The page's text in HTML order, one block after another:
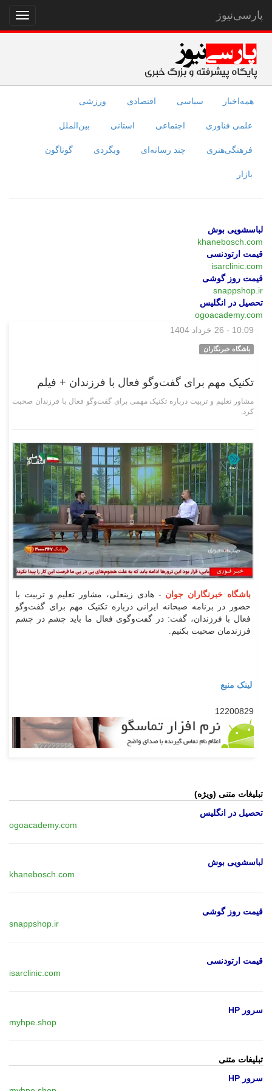
نمایش
منو
پارسی‌نیوز
همه‌اخبار سیاسی اقتصادی ورزشی
علمی فناوری اجتماعی استانی بین‌الملل
فرهنگی‌هنری چند رسانه‌ای وبگردی گوناگون
بازار
لباسشویی بوش
khanebosch.com
قیمت ارتودنسی
isarclinic.com
قیمت روز گوشی
snappshop.ir
تحصیل در انگلیس
ogoacademy.com
10:09 - 26 خرداد 1404
باشگاه خبرنگاران
تکنیک مهم برای گفت‌و‌گو فعال با فرزندان + فیلم
مشاور تعلیم و تربیت درباره تکنیک مهمی برای گفت‌وگو فعال با فرزندان صحبت
کرد.
باشگاه خبرنگاران جوان - هادی زینعلی، مشاور تعلیم و تربیت با
حضور در برنامه صبحانه ایرانی درباره تکنیک مهم برای گفت‌و‌گو
فعال با فرزندان، گفت: در گفت‌وگوی فعال ما باید چشم در چشم
فرزندمان صحبت بکنیم.
لینک منبع
12200829
تبلیغات متنی (ویژه)
تحصیل در انگلیس
ogoacademy.com
لباسشویی بوش
khanebosch.com
قیمت روز گوشی
snappshop.ir
قیمت ارتودنسی
isarclinic.com
سرور HP
myhpe.shop
تبلیغات متنی
سرور HP